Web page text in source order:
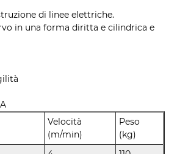
di linee elettriche.
in una forma diritta e cilindrica e
Velocità
(m/min)
Peso
(kg)